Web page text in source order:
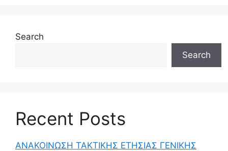
Search
Search
Recent Posts
ΑΝΑΚΟΙΝΩΣΗ ΤΑΚΤΙΚΗΣ ΕΤΗΣΙΑΣ ΓΕΝΙΚΗΣ